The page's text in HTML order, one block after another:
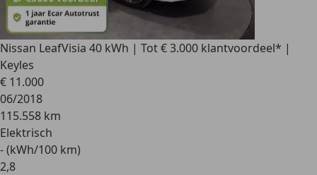
Nissan LeafVisia 40 kWh | Tot € 3.000 klantvoordeel* |
Keyles
€ 11.000
06/2018
115.558 km
Elektrisch
- (kWh/100 km)
2,8